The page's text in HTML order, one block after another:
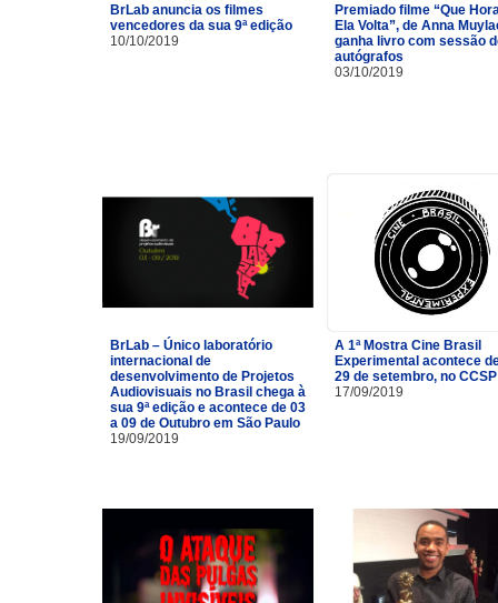
BrLab anuncia os filmes
vencedores da sua 9ª edição
10/10/2019
Premiado filme “Que
Ela Volta”, de Anna
ganha livro com sessão
autógrafos
03/10/2019
BrLab – Único laboratório
internacional de
desenvolvimento de Projetos
Audiovisuais no Brasil chega à
sua 9ª edição e acontece de 03
a 09 de Outubro em São Paulo
19/09/2019
A 1ª Mostra Cine Brasil
Experimental acontece
29 de setembro, no CCSP
17/09/2019